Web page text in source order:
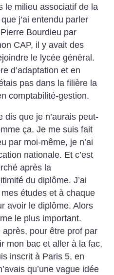
le milieu associatif de la
j’ai entendu parler
Bourdieu par
CAP, il y avait des
le lycée général.
d’adaptation et en
pas dans la filière la
compta­bilité-gestion.
dis que je n’aurais peut-
ça. Je me suis fait
par moi-même, je n’ai
nationale. Et c’est
après la
du diplôme. J’ai
études et à chaque
avoir le diplôme. Alors
le plus important.
après, pour être prof par
mon bac et aller à la fac,
inscrit à Paris 5, en
qu’une vague idée